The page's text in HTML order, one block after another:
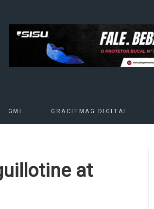
GMI GRACIEMAG DIGITAL
at